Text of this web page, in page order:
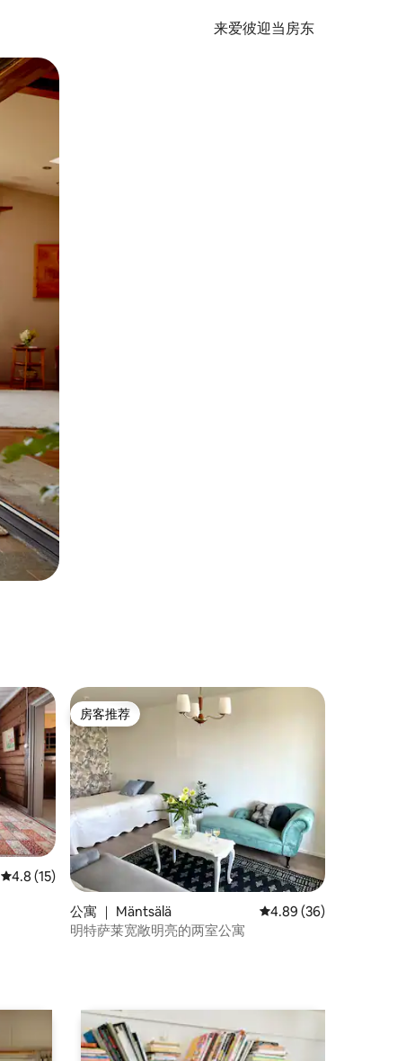
来爱彼迎当房东
平均评分 4.8 分（满分 5 分），共 15 条评价
4.8 (15)
房客推荐
房客推荐
公寓 ｜ Mäntsälä 平均评分 4.89 分（满
4.89 (36)
明特萨莱宽敞明亮的两室公寓